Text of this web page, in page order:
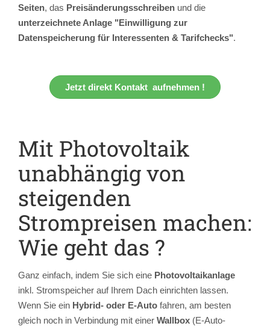
Seiten, das Preisänderungsschreiben und die
unterzeichnete Anlage "Einwilligung zur
Datenspeicherung für Interessenten & Tarifchecks".
Jetzt direkt Kontakt aufnehmen !
Mit Photovoltaik
unabhängig von
steigenden
Strompreisen machen:
Wie geht das ?
Ganz einfach, indem Sie sich eine Photovoltaikanlage
inkl. Stromspeicher auf Ihrem Dach einrichten lassen.
Wenn Sie ein Hybrid- oder E-Auto fahren, am besten
gleich noch in Verbindung mit einer Wallbox (E-Auto-